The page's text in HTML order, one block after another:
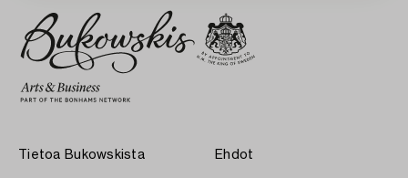
Tietoa Bukowskista Ehdot